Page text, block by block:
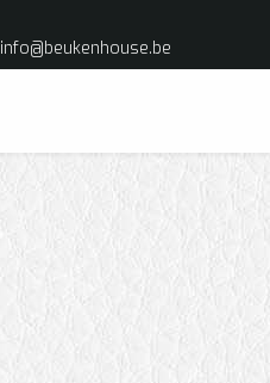
info@beukenhouse.be